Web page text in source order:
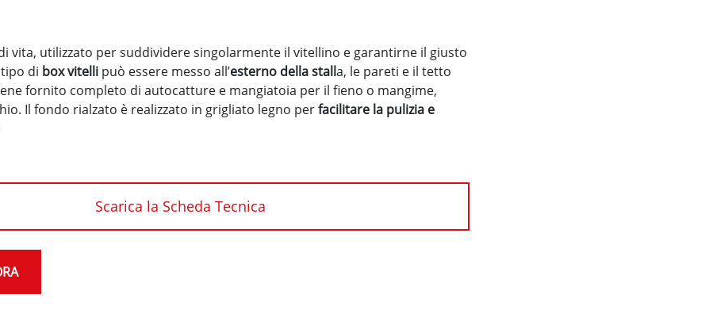
vita, utilizzato per suddividere singolarmente il vitellino e garantirne il giusto
di box vitelli può essere messo all’esterno della stalla, le pareti e il tetto
fornito completo di autocatture e mangiatoia per il fieno o mangime,
Il fondo rialzato è realizzato in grigliato legno perfacilitare la pulizia e
Scarica la Scheda Tecnica